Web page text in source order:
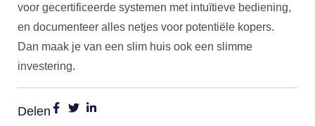
voor gecertificeerde systemen met intuïtieve bediening,
en documenteer alles netjes voor potentiële kopers.
Dan maak je van een slim huis ook een slimme
investering.
Delen